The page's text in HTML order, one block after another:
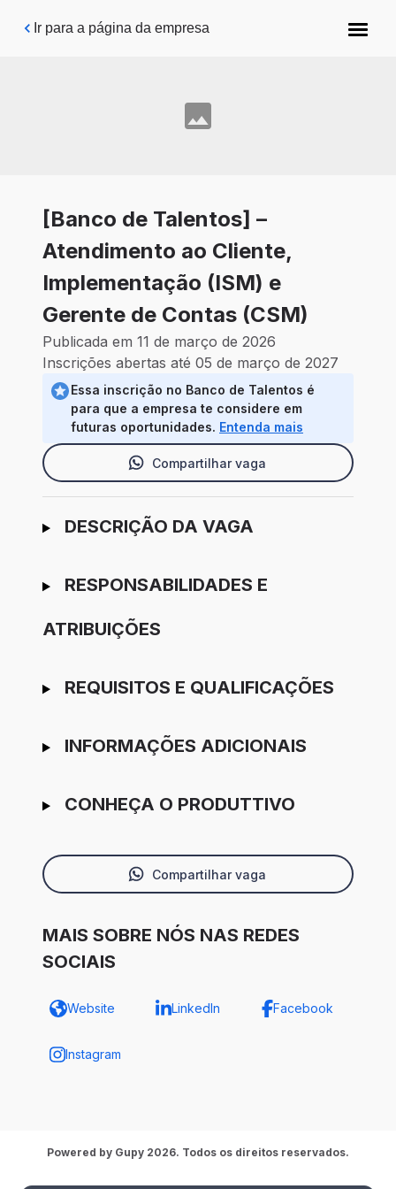
Pular para o conteúdo principal
Ir para a página da empresa
[Banco de Talentos] –
Atendimento ao Cliente,
Implementação (ISM) e
Gerente de Contas (CSM)
Publicada em 11 de março de 2026
Inscrições abertas até 05 de março de 2027
Essa inscrição no Banco de Talentos é
para que a empresa te considere em
futuras oportunidades. Entenda mais
Compartilhar vaga
Ir para candidatura
DESCRIÇÃO DA VAGA
RESPONSABILIDADES E
ATRIBUIÇÕES
REQUISITOS E QUALIFICAÇÕES
INFORMAÇÕES ADICIONAIS
CONHEÇA O PRODUTTIVO
Compartilhar vaga
MAIS SOBRE NÓS NAS REDES
SOCIAIS
Website LinkedIn Facebook
Instagram
Powered by Gupy 2026. Todos os direitos reservados.